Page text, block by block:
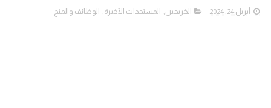
أبريل 24, 2024 الخريجين, المستجدات الأخيرة, الوظائف والمنح